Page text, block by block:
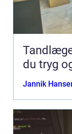
Tandlæge
du tryg
Jannik